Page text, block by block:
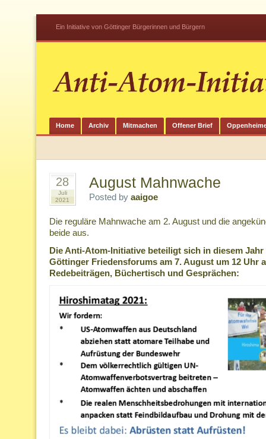
Ein Initiative von Göttinger Bürgerinnen und Bürgern
Home Archiv Mitmachen Offener Brief
28
Juli
2021
August Mahnwache
Posted by aaigoe
Die reguläre Mahnwache am 2. August und die
beide aus.
Die Anti-Atom-Initiative beteiligt sich in diesem
Göttinger Friedensforums am 7. August um 12 Uhr
Redebeiträgen, Büchertisch und Gesprächen: